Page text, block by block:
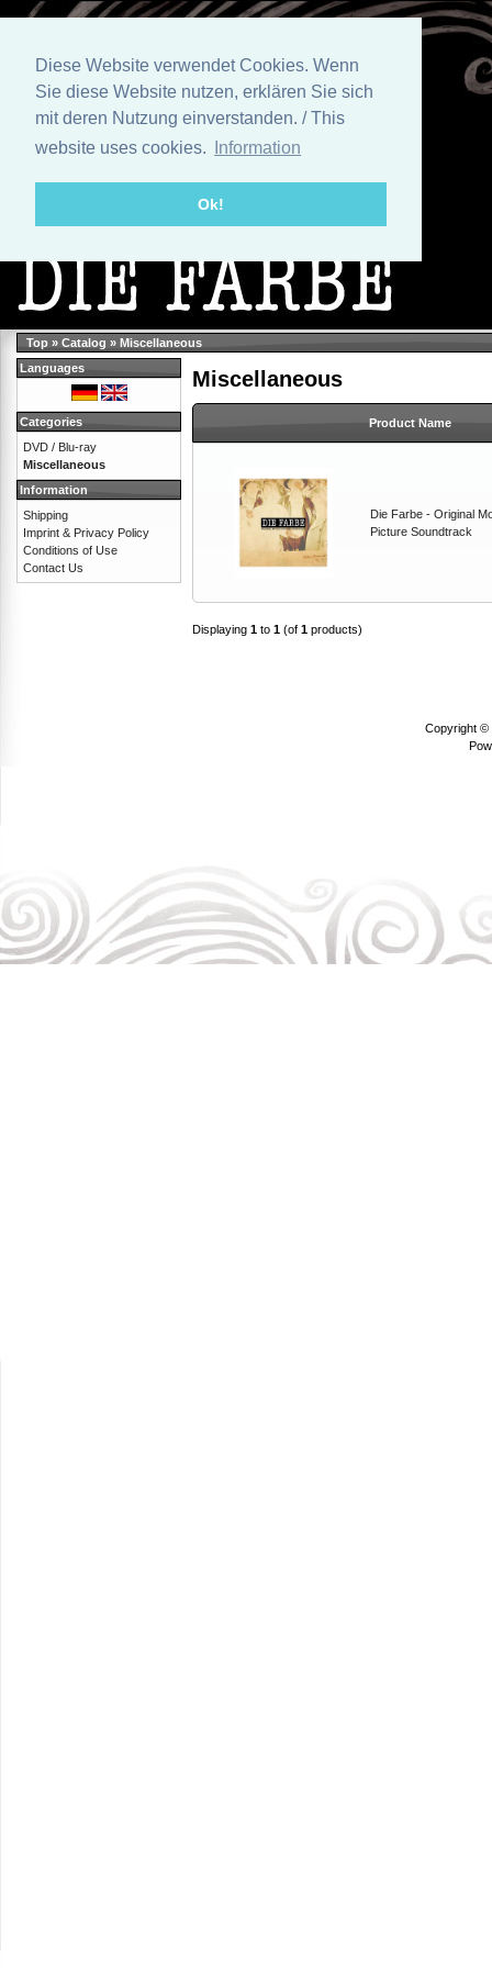
Diese Website verwendet Cookies. Wenn
Sie diese Website nutzen, erklären Sie sich
mit deren Nutzung einverstanden. / This
website uses cookies.
Information
Ok!
Top » Catalog » Miscellaneous
Miscellaneous
Product Name
Die Farbe - Original
Picture Soundtrack
Displaying 1 to 1 (of 1 products)
Languages
Categories
DVD / Blu-ray
Miscellaneous
Information
Shipping
Imprint & Privacy Policy
Conditions of Use
Contact Us
Copyright